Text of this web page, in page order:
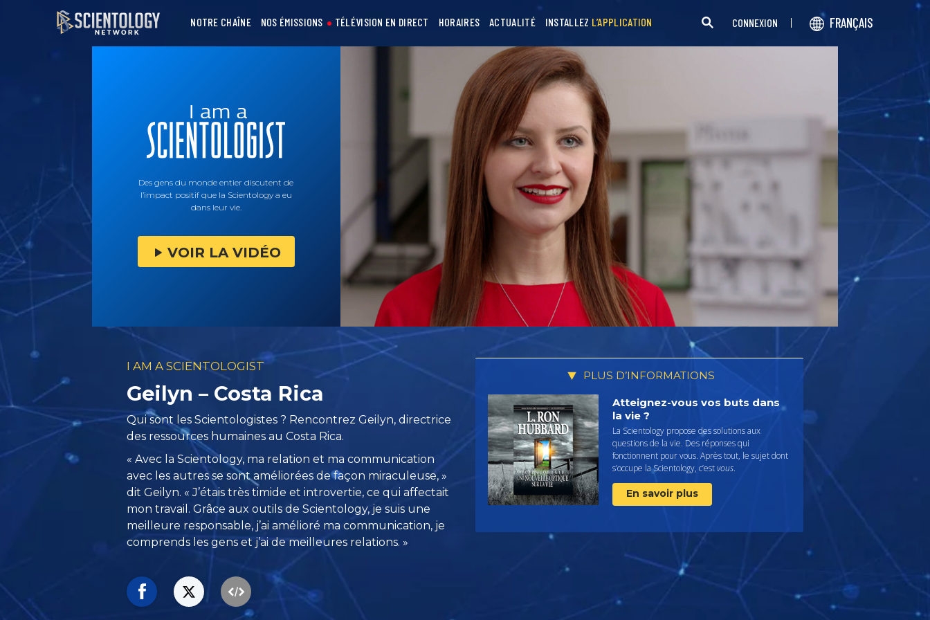
NOTRE CHAÎNE NOS ÉMISSIONS TÉLÉVISION EN DIRECT HORAIRES ACTUALITÉ INSTALLEZ L’APPLICATION CONNEXION FRANÇAIS
Des gens du monde entier discutent de
l’impact positif que la Scientology a eu
dans leur vie.
VOIR LA VIDÉO
I AM A SCIENTOLOGIST
Geilyn – Costa Rica
Qui sont les Scientologistes ? Rencontrez Geilyn, directrice
des ressources humaines au Costa Rica.
« Avec la Scientology, ma relation et ma communication
avec les autres se sont améliorées de façon miraculeuse, »
dit Geilyn. « J’étais très timide et introvertie, ce qui affectait
mon travail. Grâce aux outils de Scientology, je suis une
meilleure responsable, j’ai amélioré ma communication, je
comprends les gens et j’ai de meilleures relations. »
PLUS D’INFORMATIONS
Atteignez-vous vos buts dans
la vie ?
La Scientology propose des solutions aux
questions de la vie. Des réponses qui
fonctionnent pour vous. Après tout, le sujet dont
s’occupe la Scientology, c’estvous.
En savoir plus